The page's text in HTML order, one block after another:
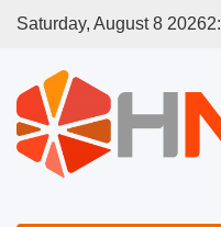
Saturday, August 8 20262: